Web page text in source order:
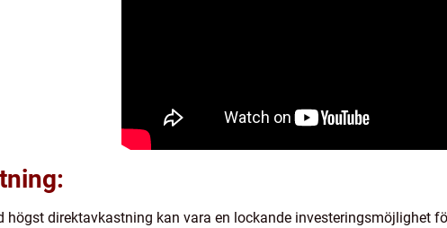
högst direktavkastning kan vara en lockande investeringsmöjlighet